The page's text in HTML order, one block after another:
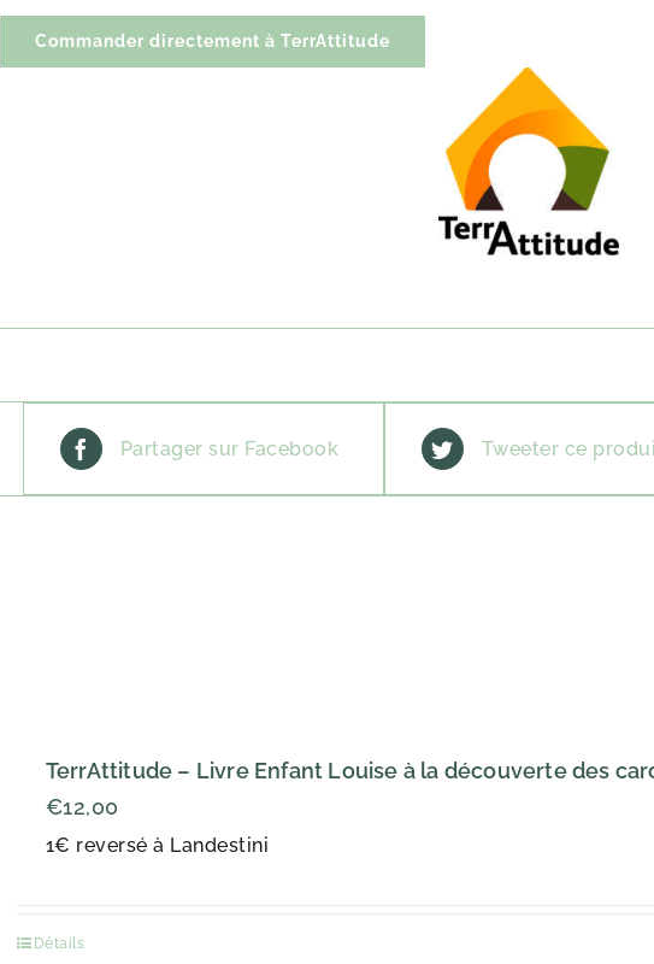
Commander directement à TerrAttitude
Partager sur Facebook Tweeter ce
TerrAttitude – Livre Enfant Louise à la découverte des
1€ reversé à Landestini
€12,00
Détails